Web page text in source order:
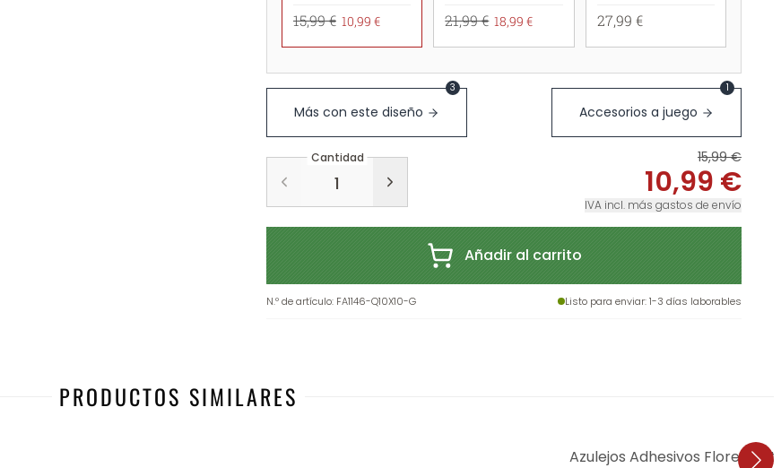
15,99 € 10,99 €
21,99 € 18,99 €
27,99 €
Más con este diseño
3
Accesorios a juego
1
Cantidad 15,99 €
10,99 €
IVA incl. más gastos de envío
Añadir al carrito
N.º de artículo: FA1146-Q10X10-G Listo para enviar: 1-3 días laborables
PRODUCTOS SIMILARES
Azulejos Adhesivos Flores